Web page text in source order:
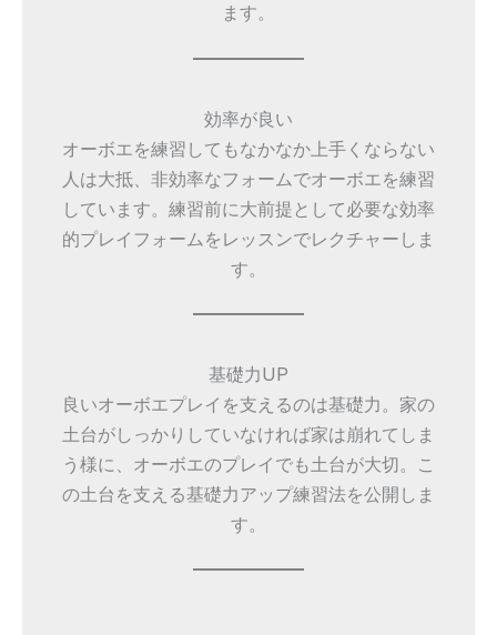
ます。
効率が良い
オーボエを練習してもなかなか上手くならない
人は大抵、非効率なフォームでオーボエを練習
しています。練習前に大前提として必要な効率
的プレイフォームをレッスンでレクチャーしま
す。
基礎力UP
良いオーボエプレイを支えるのは基礎力。家の
土台がしっかりしていなければ家は崩れてしま
う様に、オーボエのプレイでも土台が大切。こ
の土台を支える基礎力アップ練習法を公開しま
す。